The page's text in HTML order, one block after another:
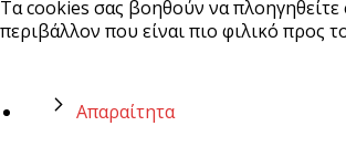
Τα cookies σας βοηθούν να πλοηγηθείτε
περιβάλλον που είναι πιο φιλικό προς
Απαραίτητα